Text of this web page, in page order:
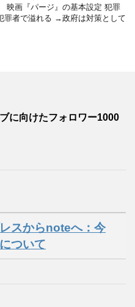
映画『パージ』の基本設定 犯罪
罪者で溢れる →政府は対策として
に向けたフォロワー1000
スからnoteへ：今
ついて